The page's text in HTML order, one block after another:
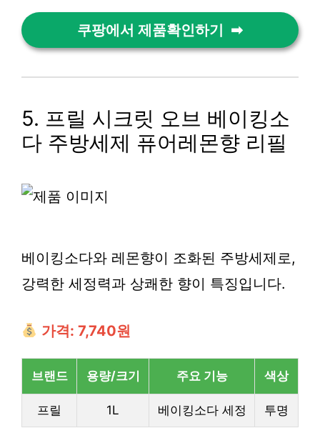
쿠팡에서 제품확인하기
5. 프릴 시크릿 오브 베이킹소
다 주방세제 퓨어레몬향 리필
베이킹소다와 레몬향이 조화된 주방세제로,
강력한 세정력과 상쾌한 향이 특징입니다.
가격: 7,740원
브랜드 용량/크기 주요 기능 색상
프릴 1L 베이킹소다 세정 투명